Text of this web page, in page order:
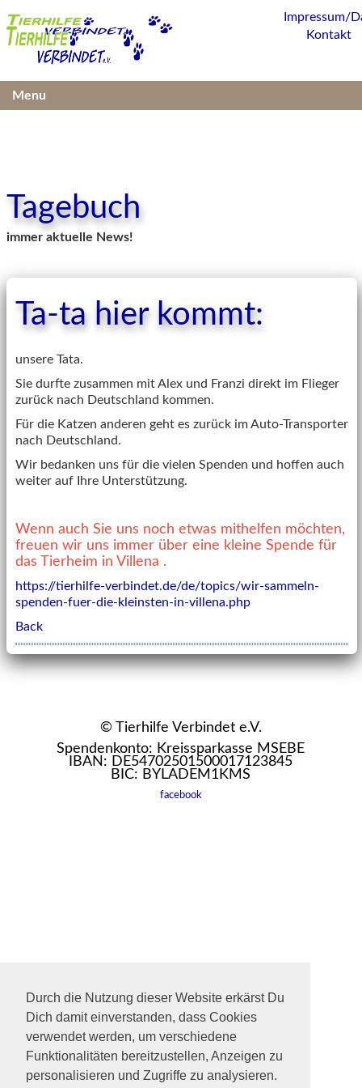
Durch die Nutzung dieser Website erkärst Du
Dich damit einverstanden, dass Cookies
verwendet werden, um verschiedene
Funktionalitäten bereitzustellen, Anzeigen zu
personalisieren und Zugriffe zu analysieren.
Tagebuch
immer aktuelle News!
Ta-ta hier kommt:
unsere Tata.
Sie durfte zusammen mit Alex und Franzi direkt im Flieger
zurück nach Deutschland kommen.
Für die Katzen anderen geht es zurück im Auto-Transporter
nach Deutschland.
Wir bedanken uns für die vielen Spenden und hoffen auch
weiter auf Ihre Unterstützung.
Wenn auch Sie uns noch etwas mithelfen möchten,
freuen wir uns immer über eine kleine Spende für
das Tierheim in Villena .
https://tierhilfe-verbindet.de/de/topics/wir-sammeln-
spenden-fuer-die-kleinsten-in-villena.php
Back
© Tierhilfe Verbindet e.V.
Spendenkonto: Kreissparkasse MSEBE
IBAN: DE54702501500017123845
BIC: BYLADEM1KMS
facebook
Impressum/
Kontakt
Menu